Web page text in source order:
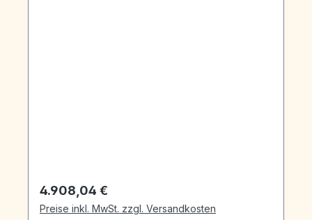
Regulärer Preis:
4.908,04 €
Preise inkl. MwSt. zzgl. Versandkosten